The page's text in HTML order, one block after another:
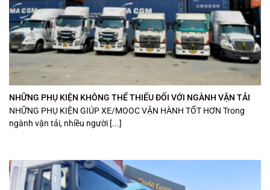
NHỮNG PHỤ KIỆN KHÔNG THỂ THIẾU ĐỐI VỚI NGÀNH VẬN TẢI
NHỮNG PHỤ KIỆN GIÚP XE/MOOC VẬN HÀNH TỐT HƠN Trong
ngành vận tải, nhiều người [...]